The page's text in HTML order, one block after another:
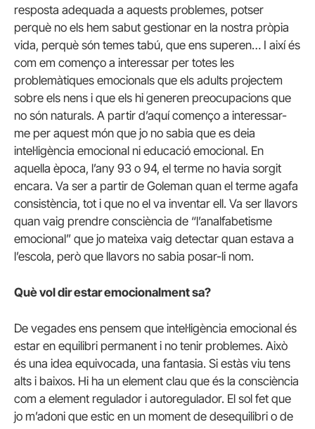
resposta adequada a aquests problemes, potser
perquè no els hem sabut gestionar en la nostra pròpia
vida, perquè són temes tabú, que ens superen… I així és
com em començo a interessar per totes les
problemàtiques emocionals que els adults projectem
sobre els nens i que els hi generen preocupacions que
no són naturals. A partir d’aquí començo a interessar-
me per aquest món que jo no sabia que es deia
intel·ligència emocional ni educació emocional. En
aquella època, l’any 93 o 94, el terme no havia sorgit
encara. Va ser a partir de Goleman quan el terme agafa
consistència, tot i que no el va inventar ell. Va ser llavors
quan vaig prendre consciència de “l’analfabetisme
emocional” que jo mateixa vaig detectar quan estava a
l’escola, però que llavors no sabia posar-li nom.
Què vol dir estar emocionalment sa?
De vegades ens pensem que intel·ligència emocional és
estar en equilibri permanent i no tenir problemes. Això
és una idea equivocada, una fantasia. Si estàs viu tens
alts i baixos. Hi ha un element clau que és la consciència
com a element regulador i autoregulador. El sol fet que
jo m’adoni que estic en un moment de desequilibri o de